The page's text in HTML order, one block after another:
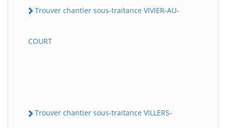
Trouver chantier sous-traitance VIVIER-AU-
COURT
Trouver chantier sous-traitance VILLERS-